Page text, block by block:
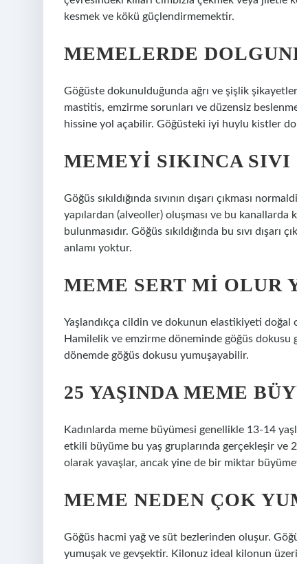
kesmek ve kökü güçlendirmemektir.
MEMELERDE
Göğüste dokunulduğunda ağrı ve şişlik
mastitis, emzirme sorunları ve düzensiz
hissine yol açabilir. Göğüsteki iyi huylu kistler
MEMEYI SIKINCA SIVI
Göğüs sıkıldığında sıvının dışarı çıkması
yapılardan (alveoller) oluşması ve bu kanallarda
bulunmasıdır. Göğüs sıkıldığında bu sıvı
anlamı yoktur.
MEME SERT MI OLUR
Yaşlandıkça cildin ve dokunun elastikiyeti doğal
Hamilelik ve emzirme döneminde göğüs dokusu
dönemde göğüs dokusu yumuşayabilir.
25 YAŞINDA MEME
Kadınlarda meme büyümesi genellikle 13-14
etkili büyüme bu yaş gruplarında gerçekleşir ve
olarak yavaşlar, ancak yine de bir miktar
MEME NEDEN ÇOK
Göğüs hacmi yağ ve süt bezlerinden oluşur.
yumuşak ve gevşektir. Kilonuz ideal kilonun